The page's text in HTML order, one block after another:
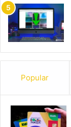
Popular